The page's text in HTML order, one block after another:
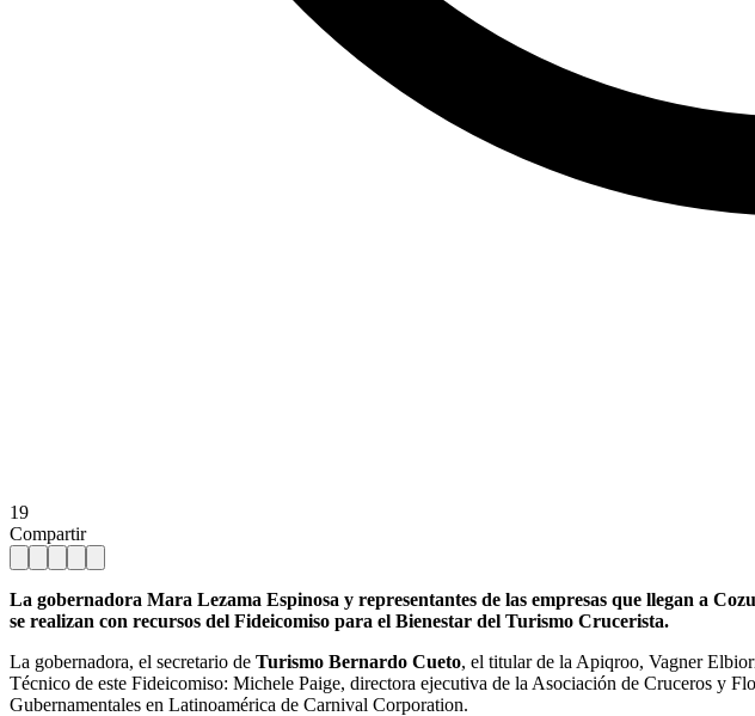
19
Compartir
La gobernadora Mara Lezama Espinosa y representantes de las empresas que llegan a
se realizan con recursos del Fideicomiso para el Bienestar del Turismo Crucerista.
La gobernadora, el secretario de Turismo Bernardo Cueto, el titular de la Apiqroo, Vagner
Técnico de este Fideicomiso: Michele Paige, directora ejecutiva de la Asociación de Cruceros y
Gubernamentales en Latinoamérica de Carnival Corporation.